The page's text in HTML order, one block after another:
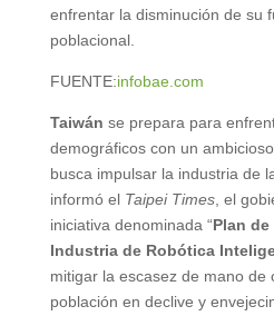
enfrentar la disminución de su
poblacional.
FUENTE:infobae.com
Taiwán se prepara para
demográficos con un
busca impulsar la industria de
informó el Taipei Times, el
iniciativa denominada “Plan
Industria de Robótica
mitigar la escasez de mano de
población en declive y